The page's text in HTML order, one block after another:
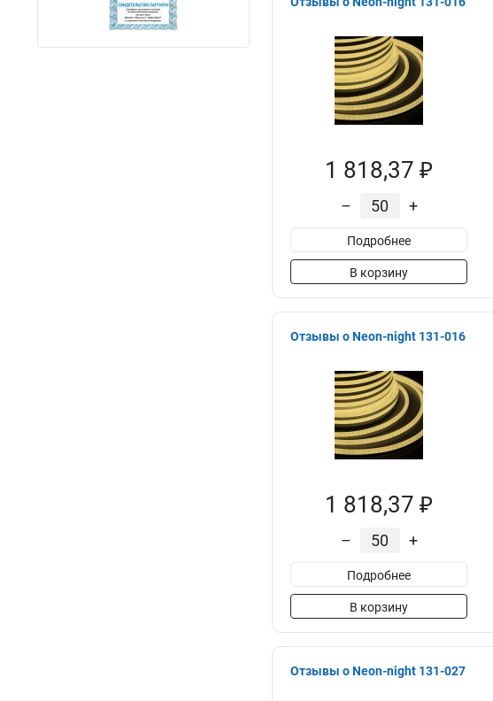
1 818,37 ₽
– +
Подробнее
В корзину
Отзывы о Neon-night 131-016
1 818,37 ₽
– +
Подробнее
В корзину
Отзывы о Neon-night 131-027